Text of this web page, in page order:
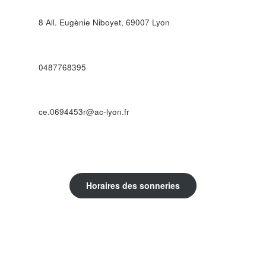
8 All. Eugènie Niboyet, 69007 Lyon
0487768395
ce.0694453r@ac-lyon.fr
Horaires des sonneries